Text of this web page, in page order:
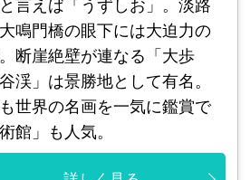
言えば「うずしお」。淡路
鳴門橋の眼下には大迫力の
断崖絶壁が連なる「大歩
渓」は景勝地として有名。
世界の名画を一気に鑑賞で
館」も人気。